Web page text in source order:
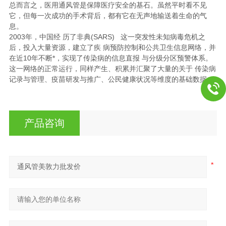
总而言之，医用通风管是保障医疗安全的基石。虽然平时看不见
它，但每一次成功的手术背后，都有它在无声地输送着生命的气
息。
2003年，中国经 历了非典(SARS) 这一突发性未知病毒危机之
后，投入大量资源，建立了疾 病预防控制和公共卫生信息网络，并
在近10年不断*，实现了传染病的信息直报 与分级分区预警体系。
这一网络的正常运行，同样产生、积累并汇聚了大量的关于 传染病
记录与管理、疫苗研发与推广、公民健康状况等维度的基础数据。
产品咨询